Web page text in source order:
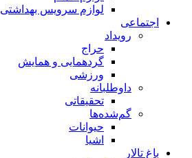
لوازم سرویس بهداشتی
اجتماعی
رویداد
حراج
گردهمایی و همایش
ورزشی
داوطلبانه
تحقیقاتی
گم‌شده‌ها
حیوانات
اشیا
باغ تالار